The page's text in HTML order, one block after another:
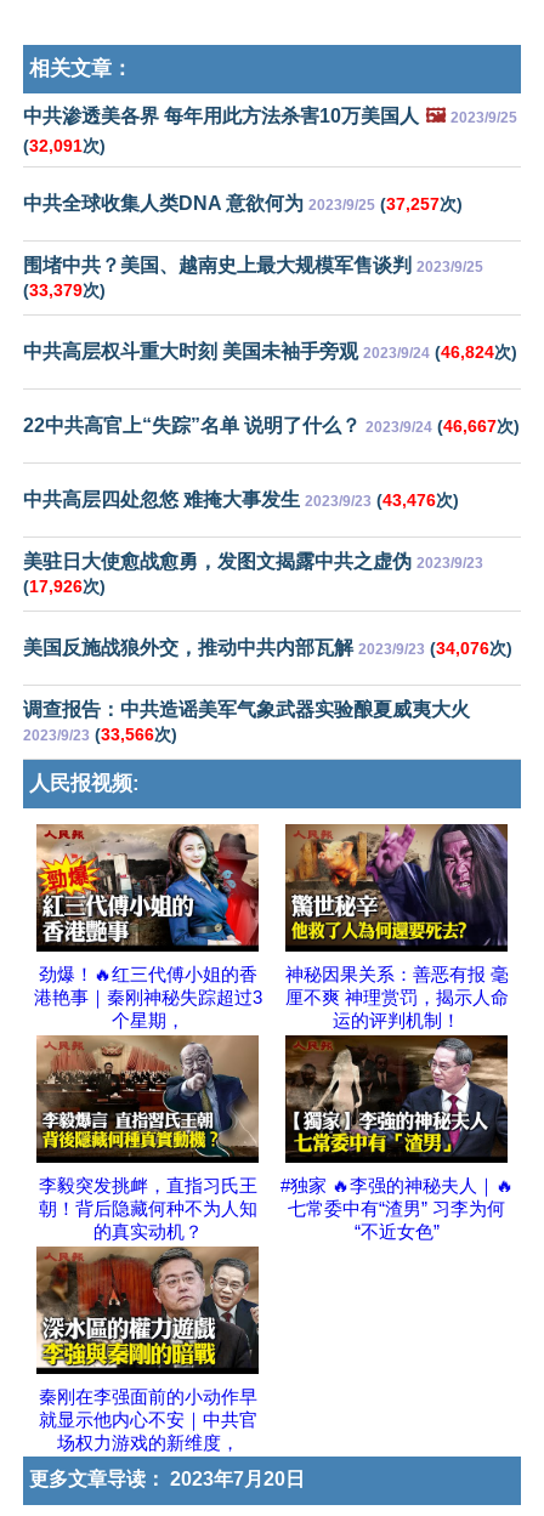
相关文章：
中共渗透美各界 每年用此方法杀害10万美国人 🖼️ 2023/9/25
(32,091次)
中共全球收集人类DNA 意欲何为 2023/9/25 (37,257次)
围堵中共？美国、越南史上最大规模军售谈判 2023/9/25
(33,379次)
中共高层权斗重大时刻 美国未袖手旁观 2023/9/24 (46,824次)
22中共高官上“失踪”名单 说明了什么？ 2023/9/24 (46,667次)
中共高层四处忽悠 难掩大事发生 2023/9/23 (43,476次)
美驻日大使愈战愈勇，发图文揭露中共之虚伪 2023/9/23
(17,926次)
美国反施战狼外交，推动中共内部瓦解 2023/9/23 (34,076次)
调查报告：中共造谣美军气象武器实验酿夏威夷大火
2023/9/23 (33,566次)
人民报视频:
劲爆！🔥红三代傅小姐的香
港艳事｜秦刚神秘失踪超过3
个星期，
神秘因果关系：善恶有报 毫
厘不爽 神理赏罚，揭示人命
运的评判机制！
李毅突发挑衅，直指习氏王
朝！背后隐藏何种不为人知
的真实动机？
#独家 🔥李强的神秘夫人｜🔥
七常委中有“渣男” 习李为何
“不近女色”
秦刚在李强面前的小动作早
就显示他内心不安｜中共官
场权力游戏的新维度，
更多文章导读： 2023年7月20日